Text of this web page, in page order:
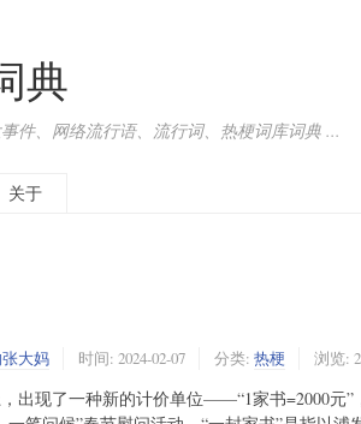
典
件、网络流行语、流行词、热梗词库词典 ...
关于
大妈 时间: 2024-02-07 分类: 热梗 浏览:
出现了一种新的计价单位——“1家书=2000元